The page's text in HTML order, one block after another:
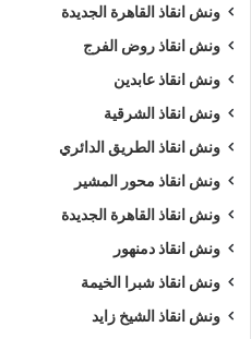
ونش انقاذ القاهرة الجديدة
ونش انقاذ روض الفرج
ونش انقاذ عابدين
ونش انقاذ الشرقية
ونش انقاذ الطريق الدائري
ونش انقاذ محور المشير
ونش انقاذ القاهرة الجديدة
ونش انقاذ دمنهور
ونش انقاذ شبرا الخيمة
ونش انقاذ الشيخ زايد